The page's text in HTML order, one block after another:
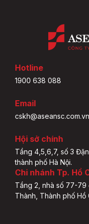
Hotline
1900 638 088
Email
cskh@aseansc.com.vn
Hội sở chính
Tầng 4,5,6,7, số 3
thành phố Hà Nội.
Chi nhánh Tp. Hồ
Tầng 2, nhà số 77-
Thành, Thành phố Hồ